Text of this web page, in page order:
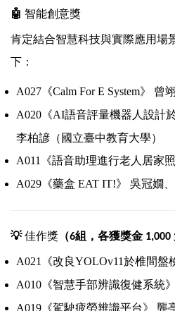
🤖 智能創意獎
肯定結合智慧科技與實際應用場
下：
A027《Calm For E System》 曾
A020《AI語音評量機器人設計
李柏諺（國立臺中教育大學）
A011《語音助理進行老人居家
A029《藥盒 EAT IT!》 吳冠嫺
💡 佳作獎 （6組，各獲獎金 1,000
A021《改良YOLOv11於椎間盤
A010《智慧手部辨識復健系統
A019《駕駛疲勞辨識平台》 龔